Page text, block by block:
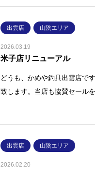
出雲店 山陰エリア
2026.03.19
米子店リニューアル
どうも、かめや釣具出雲店で
致します。当店も協賛セール
出雲店 山陰エリア
2026.02.20